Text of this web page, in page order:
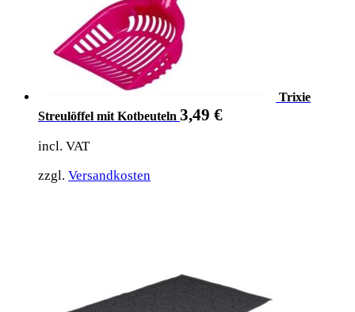
Trixie
Streulöffel mit Kotbeuteln 3,49 €
incl. VAT
zzgl. Versandkosten